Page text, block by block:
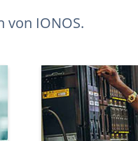
von IONOS.